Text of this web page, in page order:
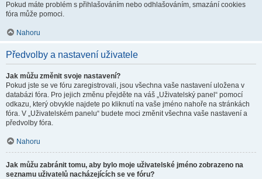
Pokud máte problém s přihlašováním nebo odhlašováním, smazání cookies
fóra může pomoci.
Nahoru
Předvolby a nastavení uživatele
Jak můžu změnit svoje nastavení?
Pokud jste se ve fóru zaregistrovali, jsou všechna vaše nastavení uložena v
databázi fóra. Pro jejich změnu přejděte na váš „Uživatelský panel“ pomocí
odkazu, který obvykle najdete po kliknutí na vaše jméno nahoře na stránkách
fóra. V „Uživatelském panelu“ budete moci změnit všechna vaše nastavení a
předvolby fóra.
Nahoru
Jak můžu zabránit tomu, aby bylo moje uživatelské jméno zobrazeno na
seznamu uživatelů nacházejících se ve fóru?